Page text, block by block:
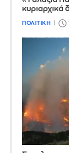
κυριαρχικά
ΠΟΛΙΤΙΚΗ